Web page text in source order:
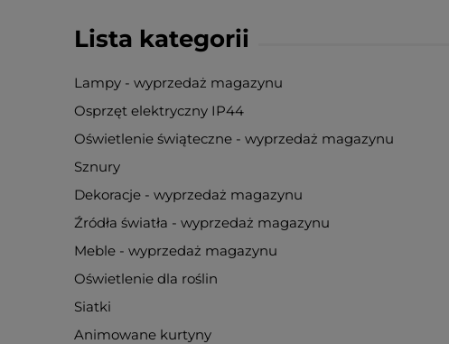
Lista kategorii
Lampy - wyprzedaż magazynu
Osprzęt elektryczny IP44
Oświetlenie świąteczne - wyprzedaż magazynu
Sznury
Dekoracje - wyprzedaż magazynu
Źródła światła - wyprzedaż magazynu
Meble - wyprzedaż magazynu
Oświetlenie dla roślin
Siatki
Animowane kurtyny